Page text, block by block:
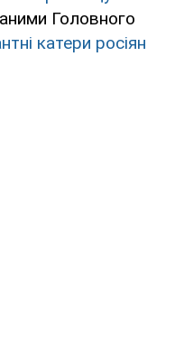
Головного
катери росіян